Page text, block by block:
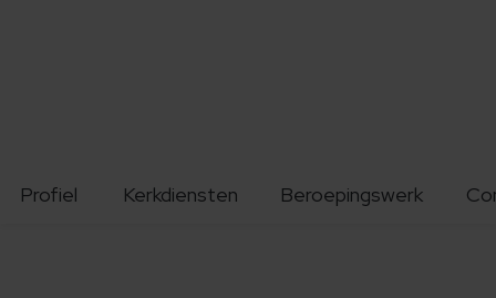
Profiel Kerkdiensten Beroepingswerk